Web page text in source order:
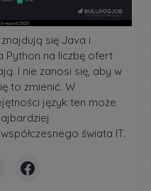
się Java i
Python na liczbę ofert
I nie zanosi się, aby w
to zmienić. W
język ten może
świata IT.